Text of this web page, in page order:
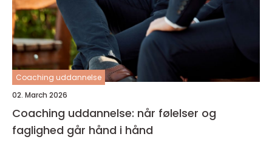
Coaching uddannelse
02. March 2026
Coaching uddannelse: når følelser og
faglighed går hånd i hånd